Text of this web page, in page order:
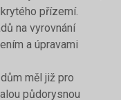
přízemí.
na vyrovnání
a úpravami
měl již pro
půdorysnou